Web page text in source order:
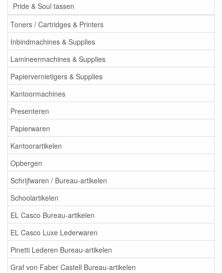
Pride & Soul tassen
Toners / Cartridges & Printers
Inbindmachines & Supplies
Lamineermachines & Supplies
Papiervernietigers & Supplies
Kantoormachines
Presenteren
Papierwaren
Kantoorartikelen
Opbergen
Schrijfwaren / Bureau-artikelen
Schoolartikelen
EL Casco Bureau-artikelen
EL Casco Luxe Lederwaren
Pinetti Lederen Bureau-artikelen
Graf von Faber Castell Bureau-artikelen